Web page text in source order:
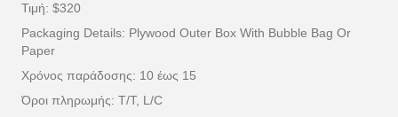
Τιμή: $320
Packaging Details: Plywood Outer Box With Bubble Bag Or
Paper
Χρόνος παράδοσης: 10 έως 15
Όροι πληρωμής: T/T, L/C